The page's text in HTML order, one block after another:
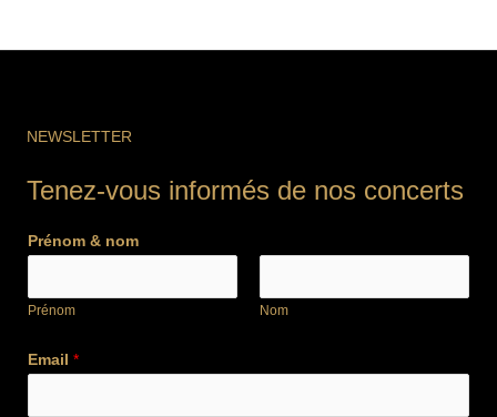
NEWSLETTER
Tenez-vous informés de nos concerts
Prénom & nom
Prénom Nom
Email *